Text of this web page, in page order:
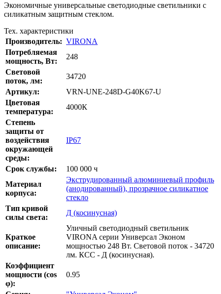
Экономичные универсальные светодиодные светильники с
силикатным защитным стеклом.
Тех. характеристики
Производитель: VIRONA
Потребляемая
мощность, Вт:
248
Cветовой
поток, лм:
34720
Артикул:
VRN-UNE-248D-G40K67-U
Цветовая
температура:
4000К
Степень
защиты от
воздействия
окружающей
среды:
IP67
Срок службы:
100 000 ч
Материал
корпуса:
Экструдированный алюминиевый профиль
(анодированный), прозрачное силикатное
стекло
Тип кривой
силы света:
Д (косинусная)
Краткое
описание:
Уличный светодиодный светильник
VIRONA серии Универсал Эконом
мощностью 248 Вт. Световой поток - 34720
лм. КСС - Д (косинусная).
Коэффициент
мощности (cos
φ):
0.95